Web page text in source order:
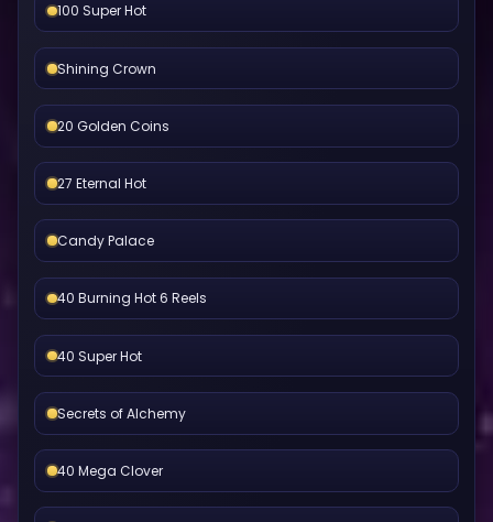
100 Super Hot
Shining Crown
20 Golden Coins
27 Eternal Hot
Candy Palace
40 Burning Hot 6 Reels
40 Super Hot
Secrets of Alchemy
40 Mega Clover